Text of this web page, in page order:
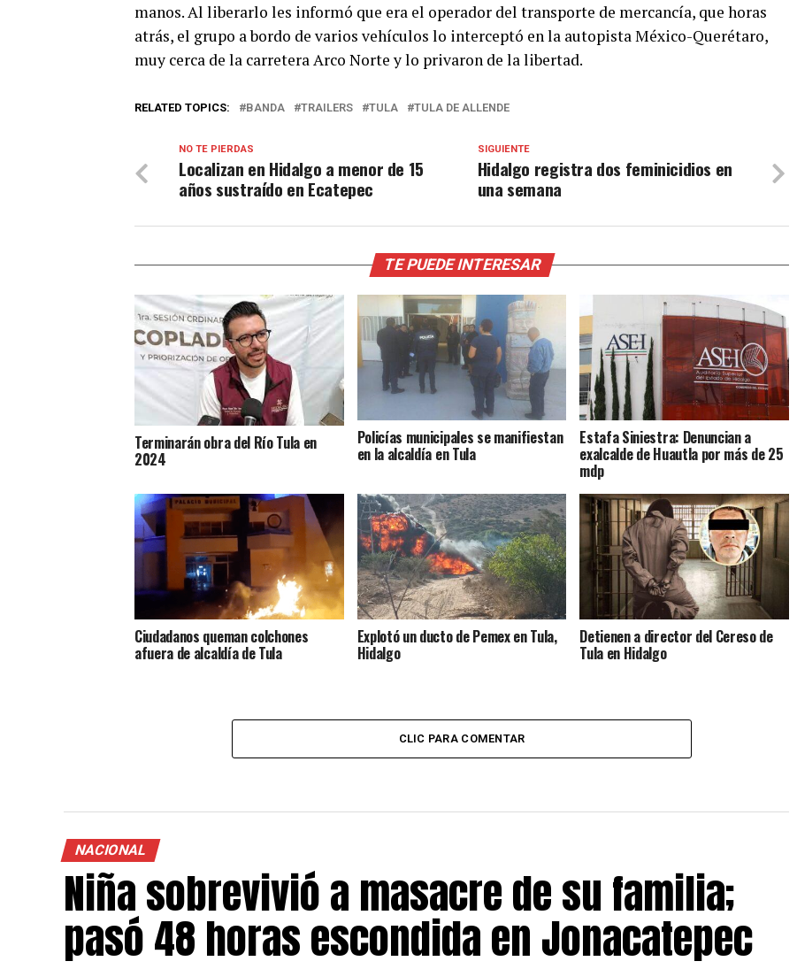
manos. Al liberarlo les informó que era el operador del transporte de mercancía, que horas
atrás, el grupo a bordo de varios vehículos lo interceptó en la autopista México-Querétaro,
muy cerca de la carretera Arco Norte y lo privaron de la libertad.
RELATED TOPICS: BANDA TRAILERS TULA TULA DE ALLENDE
SIGUIENTE
Hidalgo registra dos feminicidios en
una semana
NO TE PIERDAS
Localizan en Hidalgo a menor de 15
años sustraído en Ecatepec
TE PUEDE INTERESAR
Terminarán obra del Río Tula en
2024
Policías municipales se manifiestan
en la alcaldía en Tula
Estafa Siniestra: Denuncian a
exalcalde de Huautla por más de 25
mdp
Ciudadanos queman colchones
afuera de alcaldía de Tula
Explotó un ducto de Pemex en Tula,
Hidalgo
Detienen a director del Cereso de
Tula en Hidalgo
CLIC PARA COMENTAR
NACIONAL
Niña sobrevivió a masacre de su familia;
pasó 48 horas escondida en Jonacatepec